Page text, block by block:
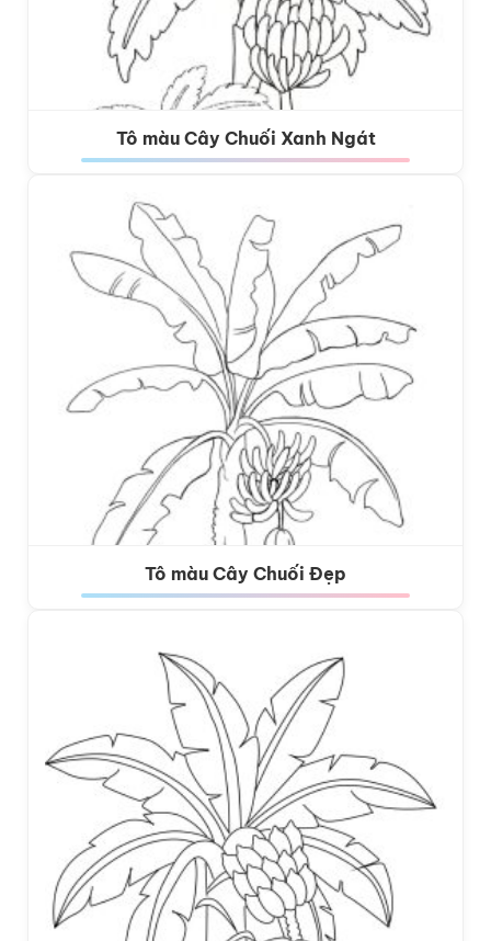
Tô màu Cây Chuối Xanh Ngát
Tô màu Cây Chuối Đẹp